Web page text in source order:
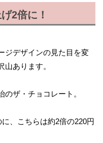
2倍に！
ジデザインの見た目を変
あります。
ザ・チョコレート。
、こちらは約2倍の220円